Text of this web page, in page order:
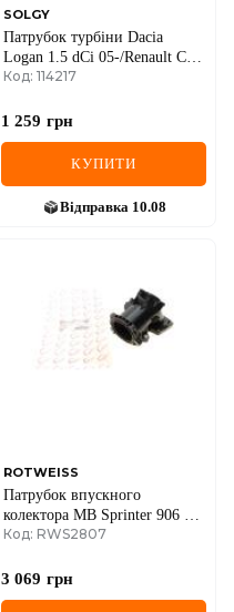
SOLGY
Патрубок турбіни Dacia
Logan 1.5 dCi 05-/Renault Clio
II/Kangoo 1.5dCi 01-
Код: 114217
1 259 грн
КУПИТИ
Відправка 10.08
ROTWEISS
Патрубок впускного
колектора MB Sprinter 906 2.2
CDI 09- OM651
Код: RWS2807
3 069 грн